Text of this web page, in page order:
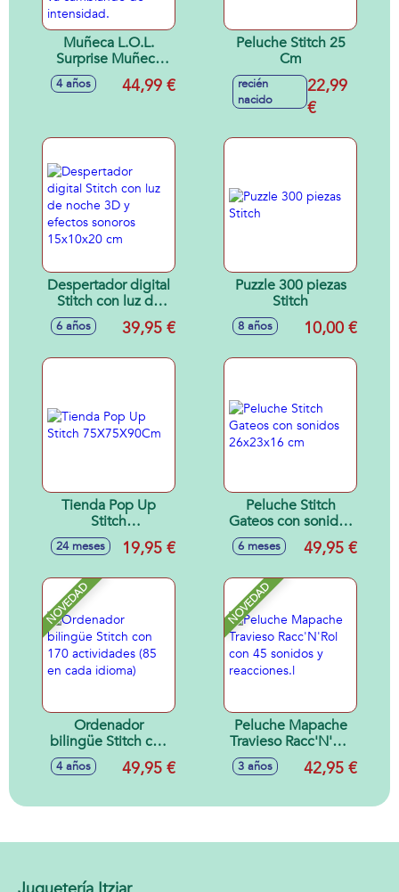
Muñeca L.O.L.
Surprise Muñeca
Voladora Magic
Wishies. Alas
de intensidad.
4 años 44,99 €
Peluche Stitch 25
Cm
recién
nacido
22,99
€
Despertador digital
Stitch con luz de
noche 3D y efectos
sonoros 15x10x20
6 años 39,95 €
Puzzle 300 piezas
Stitch
8 años 10,00 €
Tienda Pop Up
Stitch
75X75X90Cm
24 meses 19,95 €
Peluche Stitch
Gateos con sonidos
26x23x16 cm
6 meses 49,95 €
NOVEDAD
Ordenador
bilingüe Stitch con
170 actividades (85
en cada idioma)
4 años 49,95 €
NOVEDAD
Peluche Mapache
Travieso Racc'N'Rol
con 45 sonidos y
reacciones.l
3 años 42,95 €